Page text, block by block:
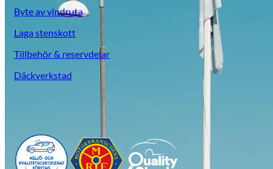
Byte av vindruta
Laga stenskott
Tillbehör & reservdelar
Däckverkstad